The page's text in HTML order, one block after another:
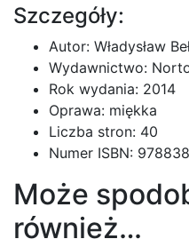
Szczegóły:
Autor: Władysław
Wydawnictwo:
Rok wydania: 2014
Oprawa: miękka
Liczba stron: 40
Numer ISBN:
Może
również…